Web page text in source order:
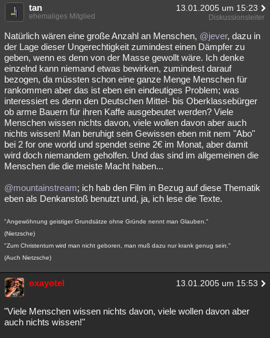
tan 13.01.2005 um 15:23
ehemaliges Mitglied Diskussionsleiter
Natürlich wären eine große Anzahl an Menschen, @jever, dazu in
der Lage dieser Ungerechtigkeit zumindest einen Dämpfer zu
geben, wenn es denn von der Masse gewollt wäre. Ich denke
einzelnd kann niemand etwas bewirken, zumindest darauf
bezogen, da müssten schon eine ganze Menge Menschen für
rankommen aber das ist eben ein eindeutiges Problem; was
interessiert es denn den Deutschen Mittel- bis Oberklassebürger
ob arme Bauern für ihren Kaffe ausgebeutet werden? Viele
Menschen wissen nichts davon, viele wollen davon aber auch
nichts wissen! Man beruhigt sein Gewissen eben mit nem "Abo"
bei 2 for one world und spendet seine 2€ im Monat, aber damit
wird doch niemandem geholfen. Und das sind im allgemeinen die
Menschen die die meiste Macht haben...
@mountainstream; ich hab den Film in Bezug auf diese Thematik
eben als Denkanstoß benutzt und, ja, ich lese die Texte.
"Angewöhnung geistiger Grundsätze ohne Gründe nennt man Glauben."
(Nietzsche)
"Zum Christentum wird man nicht geboren, man muß dazu nur krank genug sein."
(Auch Nietzsche)
oxayotel 13.01.2005 um 15:53
"Viele Menschen wissen nichts davon, viele wollen davon aber
auch nichts wissen!"